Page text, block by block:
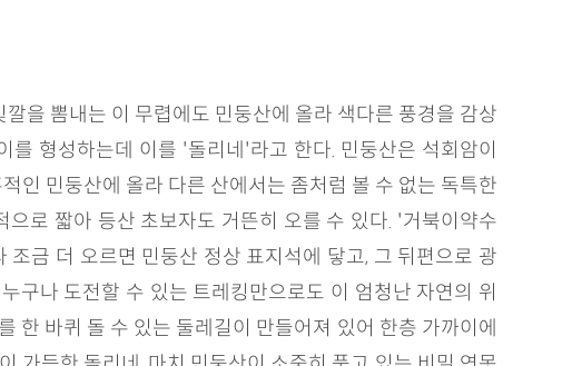
을 뽐내는 이 무렵에도 민둥산에 올라 색다른 풍경을 감상
형성하는데 이를 '돌리네'라고 한다. 민둥산은 석회암이
인 민둥산에 올라 다른 산에서는 좀처럼 볼 수 없는 독특한
로 짧아 등산 초보자도 거뜬히 오를 수 있다. '거북이약수
금 더 오르면 민둥산 정상 표지석에 닿고, 그 뒤편으로 광
구나 도전할 수 있는 트레킹만으로도 이 엄청난 자연의 위
한 바퀴 돌 수 있는 둘레길이 만들어져 있어 한층 가까이에